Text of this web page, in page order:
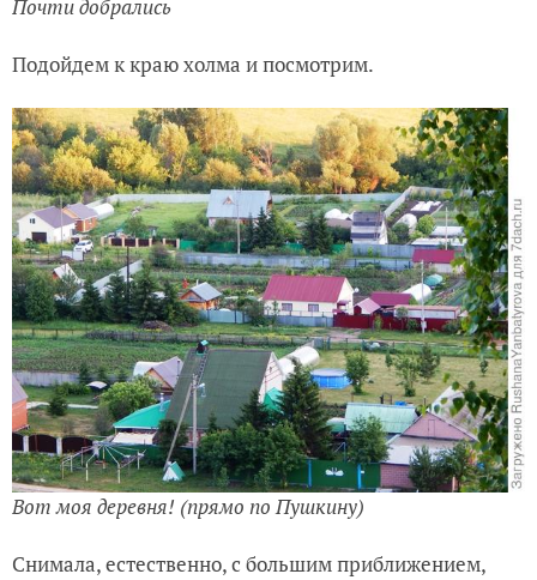
Почти добрались
Подойдем к краю холма и посмотрим.
Вот моя деревня! (прямо по Пушкину)
Снимала, естественно, с большим приближением,